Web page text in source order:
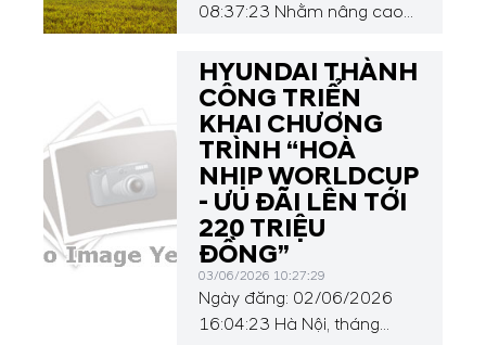
Thành Công Cầu Diễn: Hỗ
85% giá trị xe Thủ tục đơn...
08:37:23 Nhằm nâng cao
tối ưu hóa quá trình hỗ trợ,
Hyundai Cầu Diễn chính
thức thống nhất sử dụng 01
số Hotline duy nhất cho mọi
nhu cầu tư vấn và chăm
sóc khách hàng. Nhằm
nâng cao trải nghiệm khách
hàng và tối ưu hóa quá trình
hỗ trợ, Hyundai Cầu...
HYUNDAI THÀNH
CÔNG TRIỂN
KHAI CHƯƠNG
TRÌNH “HOÀ
NHỊP WORLDCUP
- ƯU ĐÃI LÊN TỚI
220 TRIỆU
ĐỒNG”
03/06/2026 10:27:29
Ngày đăng: 02/06/2026
16:04:23 Hà Nội, tháng